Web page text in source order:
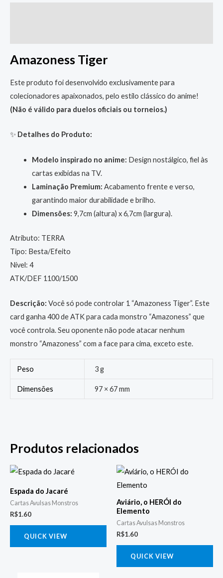
Amazoness Tiger
Este produto foi desenvolvido exclusivamente para
colecionadores apaixonados, pelo estilo clássico do anime!
(Não é válido para duelos oficiais ou torneios.)
✨ Detalhes do Produto:
Modelo inspirado no anime: Design nostálgico, fiel às
cartas exibidas na TV.
Laminação Premium: Acabamento frente e verso,
garantindo maior durabilidade e brilho.
Dimensões: 9,7cm (altura) x 6,7cm (largura).
Atributo: TERRA
Tipo: Besta/Efeito
Nível: 4
ATK/DEF 1100/1500
Descrição: Você só pode controlar 1 “Amazoness Tiger”. Este
card ganha 400 de ATK para cada monstro “Amazoness” que
você controla. Seu oponente não pode atacar nenhum
monstro “Amazoness” com a face para cima, exceto este.
Peso 3 g
Dimensões 97 × 67 mm
Produtos relacionados
Espada do Jacaré
Cartas Avulsas Monstros
R$1.60
QUICK VIEW
Aviário, o HERÓI do
Elemento
Cartas Avulsas Monstros
R$1.60
QUICK VIEW